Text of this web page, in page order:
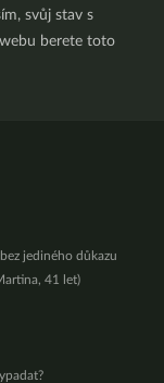
svůj stav s
berete toto
jediného důkazu
41 let)